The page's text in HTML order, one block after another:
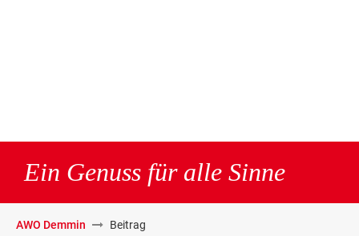
Ein Genuss für alle Sinne
AWO Demmin Beitrag